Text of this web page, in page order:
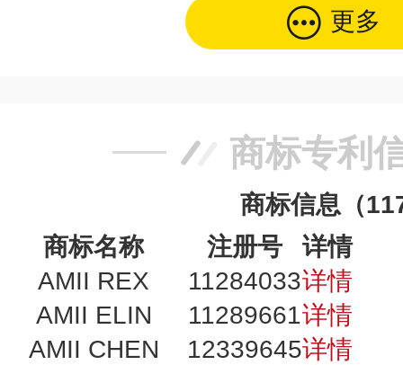
更多
商标专利
商标信息（
商标名称
注册号
详情
AMII REX
11284033详情
AMII ELIN
11289661详情
AMII CHEN
12339645详情